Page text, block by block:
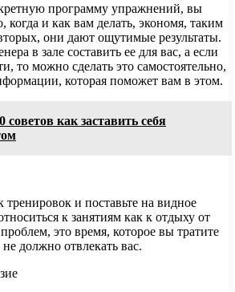
программу упражнений, вы
когда и как вам делать, экономя, таким
они дают ощутимые результаты.
в зале составить ее для вас, а если
то можно сделать это самостоятельно,
которая поможет вам в этом.
советов как заставить себя
тренировок и поставьте на видное
к занятиям как к отдыху от
это время, которое вы тратите
должно отвлекать вас.